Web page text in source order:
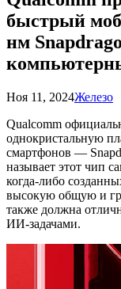
быстрый
нм
Ноя 11, 2024Железо
Qualcomm
однокристальную
смартфонов —
называет этот чип
когда-либо
высокую общую и
также должна
ИИ-задачами.